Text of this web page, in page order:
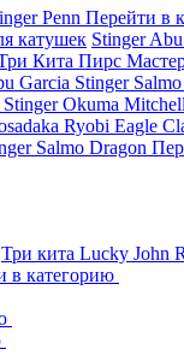
Penn Перейти в
катушек Stinger
Кита Пирс
Garcia Stinger Salmo
StingerOkuma Mitchell
Ryobi Eagle
Salmo Dragon
Три кита Lucky John
в категорию